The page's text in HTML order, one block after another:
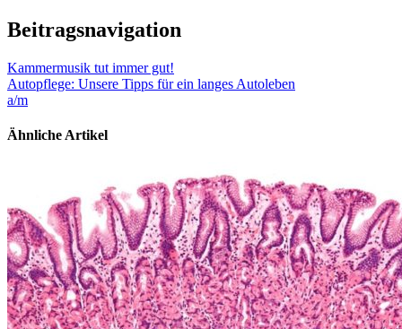
Beitragsnavigation
Kammermusik tut immer gut!
Autopflege: Unsere Tipps für ein langes Autoleben
a/m
Ähnliche Artikel